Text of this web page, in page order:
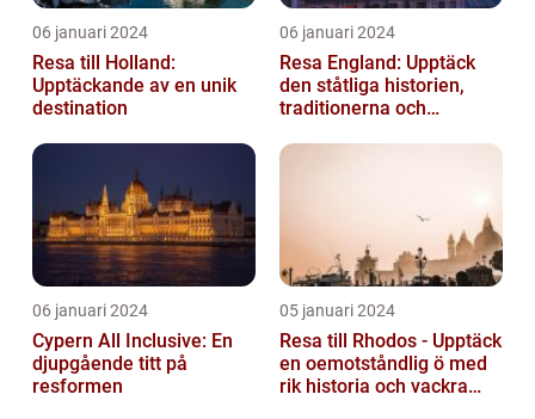
06 januari 2024
Resa till Holland:
Upptäckande av en unik
destination
06 januari 2024
Resa England: Upptäck
den ståtliga historien,
traditionerna och
06 januari 2024
Cypern All Inclusive: En
djupgående titt på
resformen
05 januari 2024
Resa till Rhodos - Upptäck
en oemotståndlig ö med
rik historia och vackra